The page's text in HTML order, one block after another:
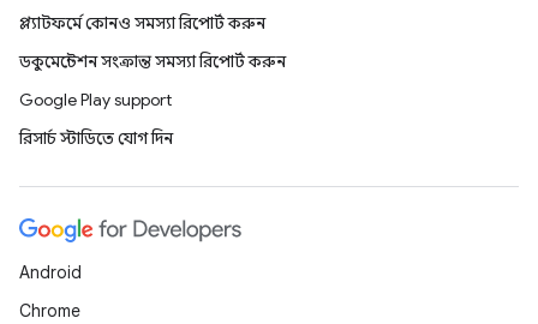
প্ল্যাটফর্মে কোনও সমস্যা রিপোর্ট করুন
ডকুমেন্টেশন সংক্রান্ত সমস্যা রিপোর্ট করুন
Google Play support
রিসার্চ স্টাডিতে যোগ দিন
Android
Chrome